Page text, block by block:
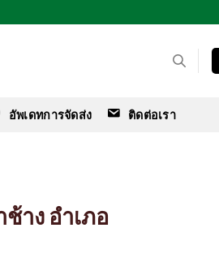
อัพเดทการจัดส่ง ติดต่อเรา
าง อำเภอ